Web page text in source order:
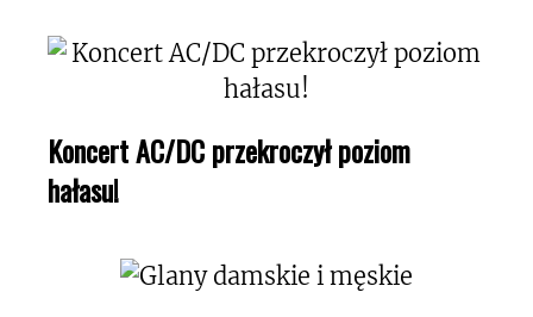
Koncert AC/DC przekroczył poziom
hałasu!